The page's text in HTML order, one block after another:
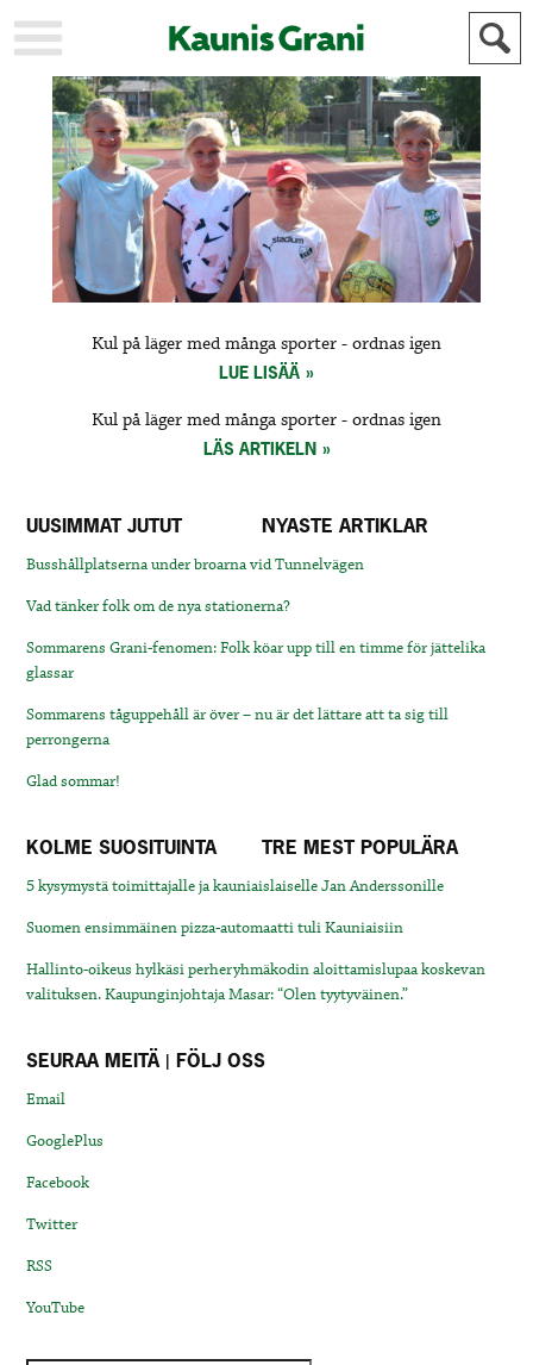
KAUPUNKI
STADEN
AJANKOHTAISTA
AKTUELLT
URHEILU
IDROTT
KULTTUURI
KULTUR
HISTORIA
HISTORIA
YLEINEN
ALLMÄN
MAINOSTAJILLE
FÖR
ANNONSÖRER
Kul på läger med många sporter ­- ordnas igen
LUE LISÄÄ
Kul på läger med många sporter ­- ordnas igen
LÄS ARTIKELN
UUSIMMAT JUTUT NYASTE ARTIKLAR
Busshållplatserna under broarna vid Tunnelvägen
Vad tänker folk om de nya stationerna?
Sommarens Grani-fenomen: Folk köar upp till en timme för jättelika
glassar
Sommarens tåguppehåll är över – nu är det lättare att ta sig till
perrongerna
Glad sommar!
KOLME SUOSITUINTA TRE MEST POPULÄRA
5 kysymystä toimittajalle ja kauniaislaiselle Jan Anderssonille
Suomen ensimmäinen pizza-automaatti tuli Kauniaisiin
Hallinto-oikeus hylkäsi perheryhmäkodin aloittamislupaa koskevan
valituksen. Kaupunginjohtaja Masar: “Olen tyytyväinen.”
SEURAA MEITÄ | FÖLJ OSS
Email
GooglePlus
Facebook
Twitter
RSS
YouTube